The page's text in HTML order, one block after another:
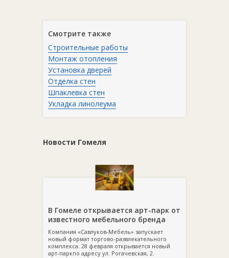
Смотрите также
Строительные работы
Монтаж отопления
Установка дверей
Отделка стен
Шпаклевка стен
Укладка линолеума
Новости Гомеля
В Гомеле открывается арт-парк от
известного мебельного бренда
Компания «Савлуков-Мебель» запускает
новый формат торгово-развлекательного
комплекса. 28 февраля открывается новый
арт-паркпо адресу ул. Рогачевская, 2.